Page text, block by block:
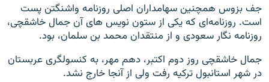
جف بزوس همچنین سهامداران اصلی روزنامه واشنگتن پست
است. روزنامه‌ای که یکی از ستون نویس های آن جمال خاشقچی،
روزنامه نگار سعودی و از منتقدان محمد بن سلمان، بود.
جمال خاشقچی روز دوم اکتبر، دهم مهر، به کنسولگری عربستان
در شهر استانبول ترکیه رفت ولی از آنجا خارج نشد.